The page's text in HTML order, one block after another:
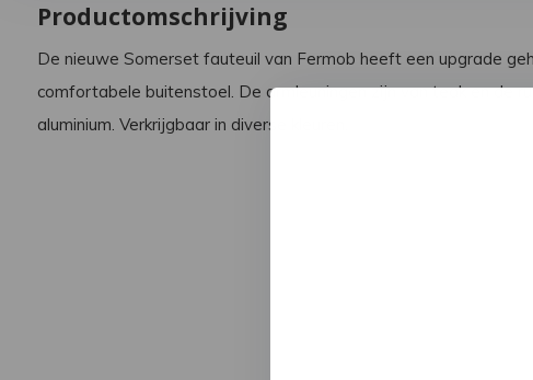
Productomschrijving
De nieuwe Somerset fauteuil van Fermob heeft een upgrade
comfortabele buitenstoel. De armleuningen zijn van teak en de
aluminium. Verkrijgbaar in diverse kleuren.